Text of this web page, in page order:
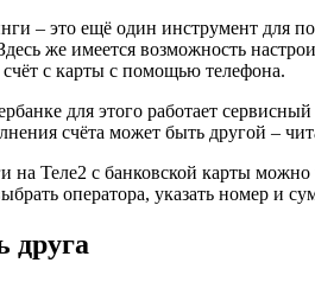
– это ещё один инструмент для
же имеется возможность
с карты с помощью телефона.
для этого работает
счёта может быть другой –
на Теле2 с банковской карты
оператора, указать номер и
друга